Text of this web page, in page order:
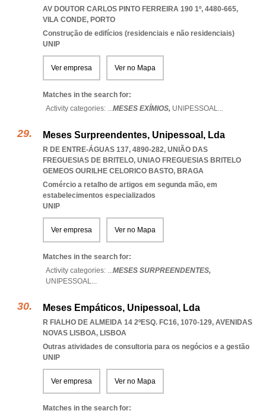
AV DOUTOR CARLOS PINTO FERREIRA 190 1º, 4480-665,
VILA CONDE, PORTO
Construção de edifícios (residenciais e não residenciais)
UNIP
Ver empresa Ver no Mapa
Matches in the search for:
Activity categories: ...MESES EXÍMIOS, UNIPESSOAL...
Meses Surpreendentes, Unipessoal, Lda
R DE ENTRE-ÁGUAS 137, 4890-282, UNIÃO DAS
FREGUESIAS DE BRITELO, UNIAO FREGUESIAS BRITELO
GEMEOS OURILHE CELORICO BASTO, BRAGA
Comércio a retalho de artigos em segunda mão, em
estabelecimentos especializados
UNIP
Ver empresa Ver no Mapa
Matches in the search for:
Activity categories: ...MESES SURPREENDENTES,
UNIPESSOAL...
Meses Empáticos, Unipessoal, Lda
R FIALHO DE ALMEIDA 14 2ºESQ. FC16, 1070-129, AVENIDAS
NOVAS LISBOA, LISBOA
Outras atividades de consultoria para os negócios e a gestão
UNIP
Ver empresa Ver no Mapa
Matches in the search for: